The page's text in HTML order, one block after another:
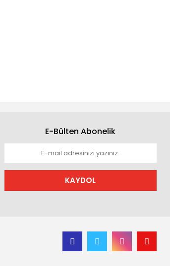
E-Bülten Abonelik
KAYDOL